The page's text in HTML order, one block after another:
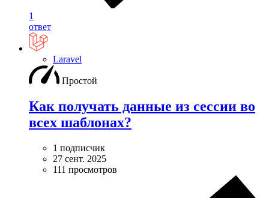
1
ответ
Laravel
Простой
Как получать данные из сессии во
всех шаблонах?
1 подписчик
27 сент. 2025
111 просмотров